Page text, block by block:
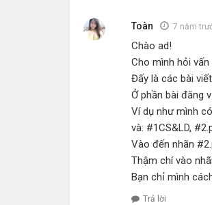
Toàn 7 năm
Chào ad!
Cho mình hỏi vấn
Đấy là các bài
Ở phần bài đăng
Ví dụ như mình
và: #1CS&LD,
Vào đến nhãn
Thậm chí vào
Bạn chỉ mình
Trả lời